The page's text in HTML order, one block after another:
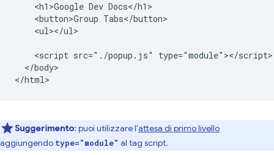
    <h1>Google Dev Docs</h1>
    <button>Group Tabs</button>
    <ul></ul>
    <script src="./popup.js" type="module"></script>
  </body>
Suggerimento: puoi utilizzare l'attesa di primo livello
aggiungendo type="module" al tag script.